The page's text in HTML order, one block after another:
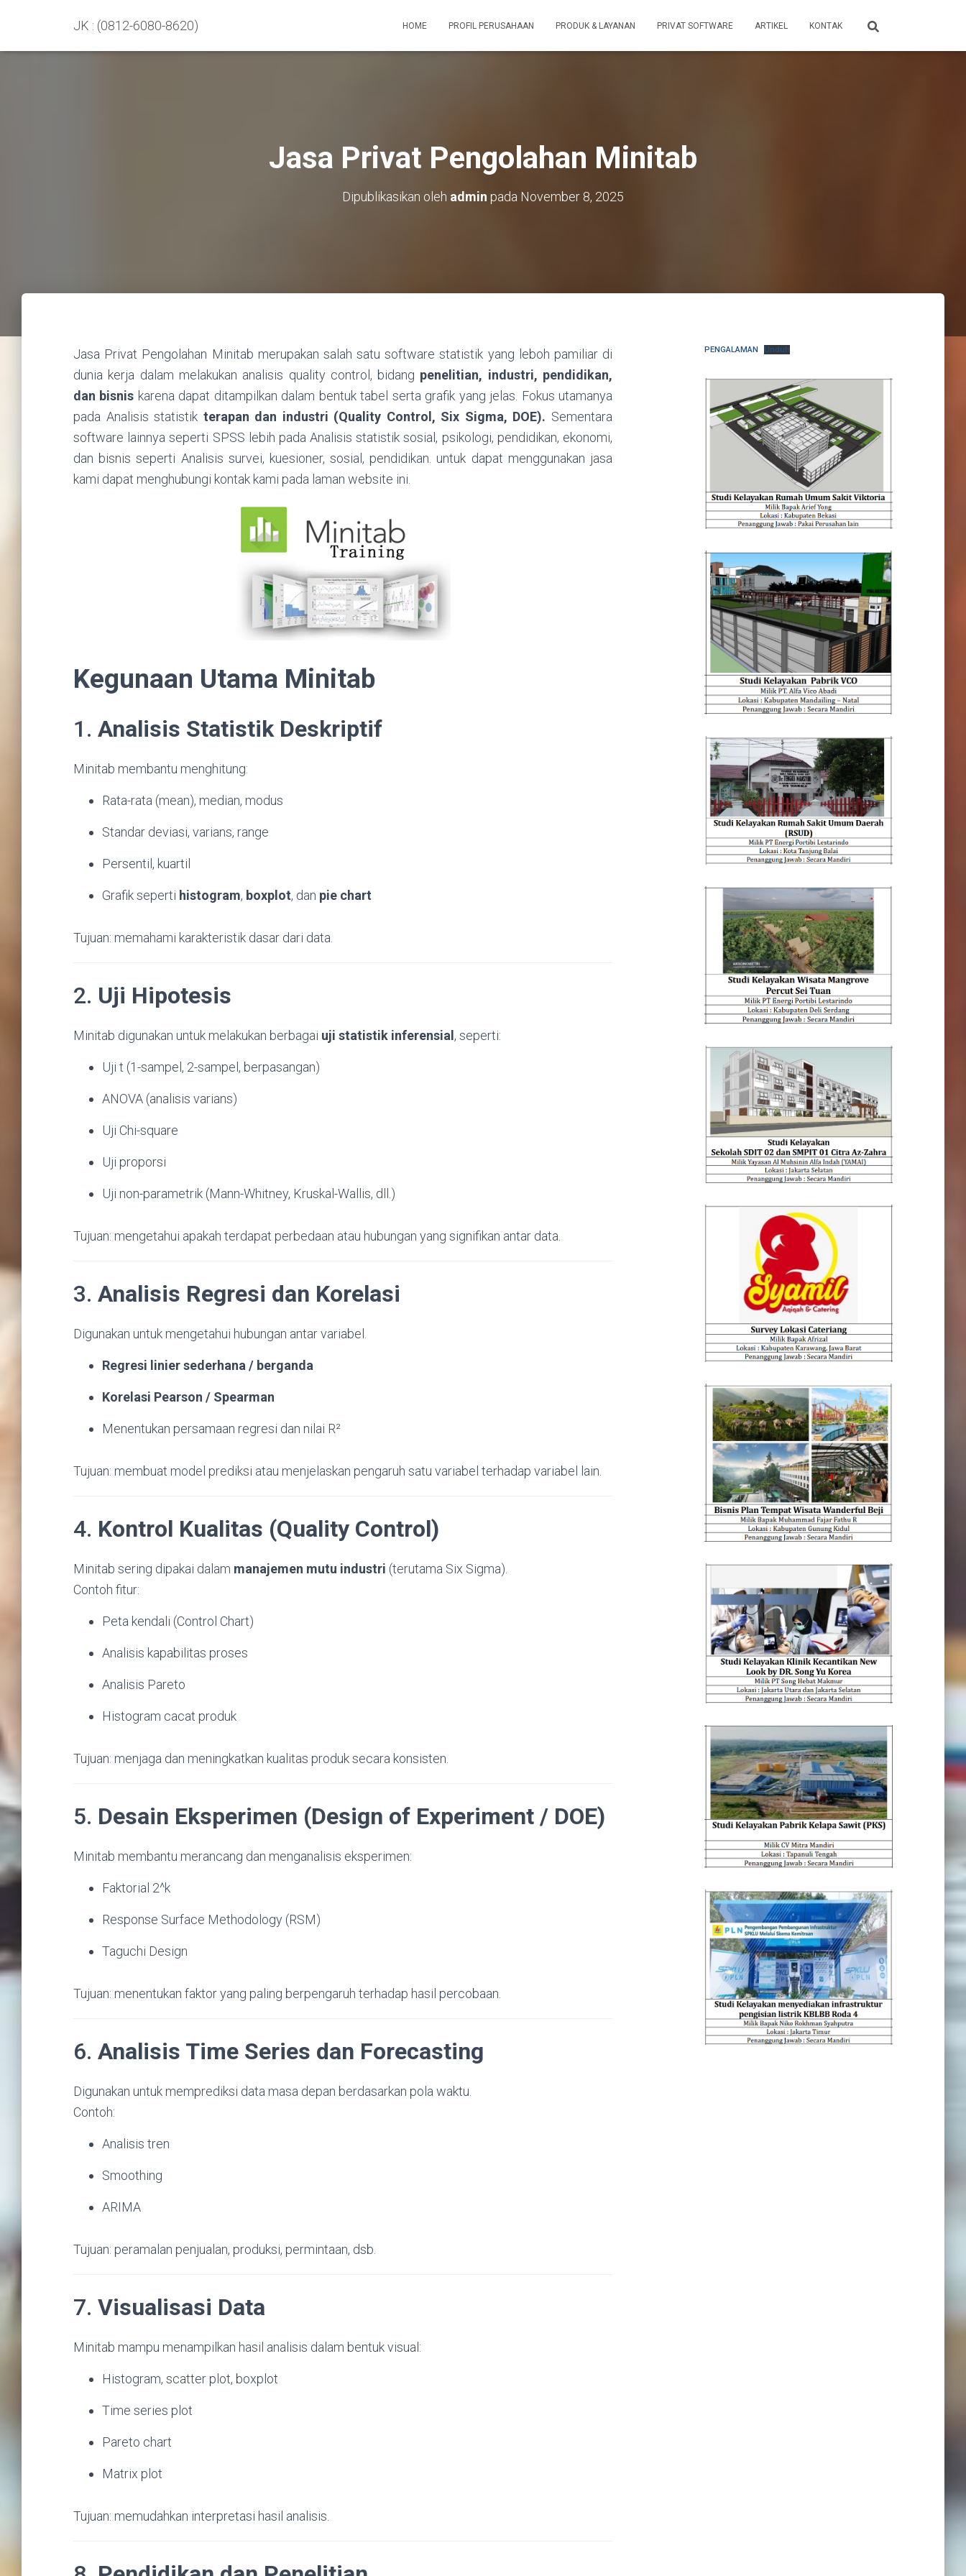
JK : (0812-6080-8620) HOME PROFIL PERUSAHAAN PRODUK & LAYANAN PRIVAT SOFTWARE ARTIKEL KONTAK
Jasa Privat Pengolahan Minitab
Dipublikasikan oleh admin pada November 8, 2025
Jasa Privat Pengolahan Minitab merupakan salah satu software statistik yang leboh pamiliar di
dunia kerja dalam melakukan analisis quality control, bidang penelitian, industri, pendidikan,
dan bisnis karena dapat ditampilkan dalam bentuk tabel serta grafik yang jelas. Fokus utamanya
pada Analisis statistik terapan dan industri (Quality Control, Six Sigma, DOE). Sementara
software lainnya seperti SPSS lebih pada Analisis statistik sosial, psikologi, pendidikan, ekonomi,
dan bisnis seperti Analisis survei, kuesioner, sosial, pendidikan. untuk dapat menggunakan jasa
kami dapat menghubungi kontak kami pada laman website ini.
Kegunaan Utama Minitab
1. Analisis Statistik Deskriptif
Minitab membantu menghitung:
Rata-rata (mean), median, modus
Standar deviasi, varians, range
Persentil, kuartil
Grafik seperti histogram, boxplot, dan pie chart
Tujuan: memahami karakteristik dasar dari data.
2. Uji Hipotesis
Minitab digunakan untuk melakukan berbagai uji statistik inferensial , seperti:
Uji t (1-sampel, 2-sampel, berpasangan)
ANOVA (analisis varians)
Uji Chi-square
Uji proporsi
Uji non-parametrik (Mann-Whitney, Kruskal-Wallis, dll.)
Tujuan: mengetahui apakah terdapat perbedaan atau hubungan yang signifikan antar data.
3. Analisis Regresi dan Korelasi
Digunakan untuk mengetahui hubungan antar variabel.
Regresi linier sederhana / berganda
Korelasi Pearson / Spearman
Menentukan persamaan regresi dan nilai R²
Tujuan: membuat model prediksi atau menjelaskan pengaruh satu variabel terhadap variabel lain.
4. Kontrol Kualitas (Quality Control)
Minitab sering dipakai dalam manajemen mutu industri (terutama Six Sigma).
Contoh fitur:
Peta kendali (Control Chart)
Analisis kapabilitas proses
Analisis Pareto
Histogram cacat produk
Tujuan: menjaga dan meningkatkan kualitas produk secara konsisten.
5. Desain Eksperimen (Design of Experiment / DOE)
Minitab membantu merancang dan menganalisis eksperimen:
Faktorial 2^k
Response Surface Methodology (RSM)
Taguchi Design
Tujuan: menentukan faktor yang paling berpengaruh terhadap hasil percobaan.
6. Analisis Time Series dan Forecasting
Digunakan untuk memprediksi data masa depan berdasarkan pola waktu.
Contoh:
Analisis tren
Smoothing
ARIMA
Tujuan: peramalan penjualan, produksi, permintaan, dsb.
7. Visualisasi Data
Minitab mampu menampilkan hasil analisis dalam bentuk visual:
Histogram, scatter plot, boxplot
Time series plot
Pareto chart
Matrix plot
Tujuan: memudahkan interpretasi hasil analisis.
PENGALAMAN Unduh